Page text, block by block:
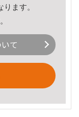
ます。
て